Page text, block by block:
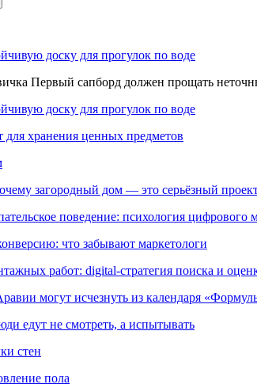
доску для прогулок по воде
Первый сапборд должен прощать
доску для прогулок по воде
для хранения ценных предметов
загородный дом — это серьёзный
поведение: психология цифрового
что забывают маркетологи
работ: digital-стратегия поиска и
могут исчезнуть из календаря
едут не смотреть, а испытывать
стен
пола